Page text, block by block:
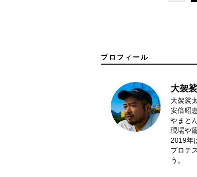
プロフィール
大袈
大袈裟
安倍昭
やまと
現場や
2019年
プロテ
う。